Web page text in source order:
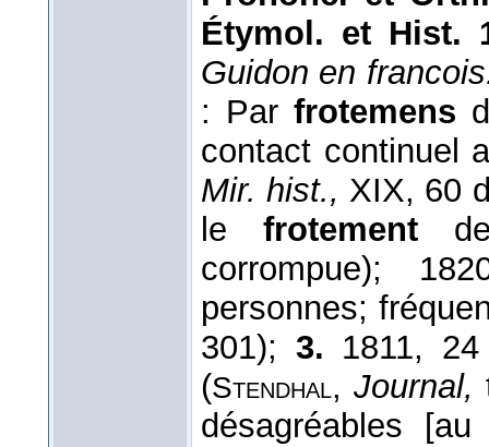
Étymol. et Hist.
Guidon en
: Par frotemens
contact continuel
Mir. hist., XIX, 60
lefrotement
corrompue);
personnes;
301); 3. 1811,
(Stendhal,Journal,
désagréables